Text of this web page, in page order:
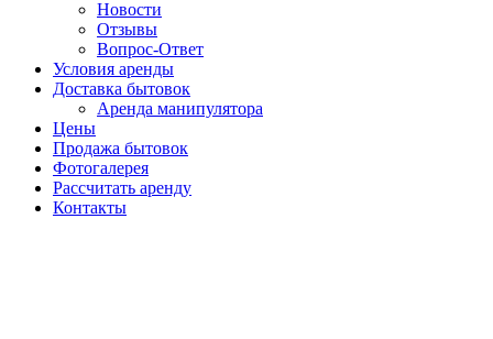
Новости
Отзывы
Вопрос-Ответ
Условия аренды
Доставка бытовок
Аренда манипулятора
Цены
Продажа бытовок
Фотогалерея
Рассчитать аренду
Контакты